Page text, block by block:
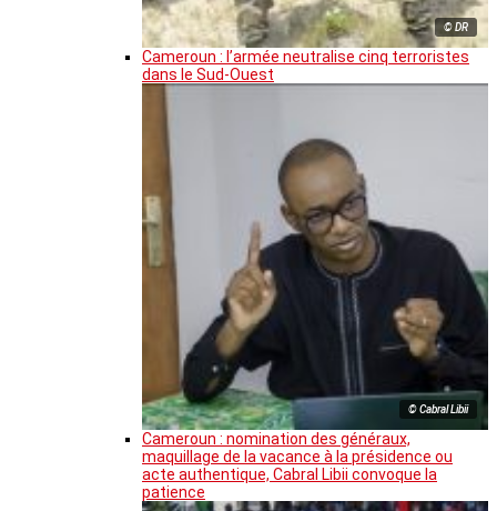
© DR
Cameroun : l’armée neutralise cinq terroristes
dans le Sud-Ouest
© Cabral Libii
Cameroun : nomination des généraux,
maquillage de la vacance à la présidence ou
acte authentique, Cabral Libii convoque la
patience